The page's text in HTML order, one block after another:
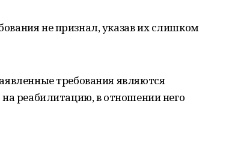
не признал, указав их слишком
требования являются
реабилитацию, в отношении него